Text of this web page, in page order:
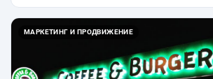
МАРКЕТИНГ И ПРОДВИЖЕНИЕ